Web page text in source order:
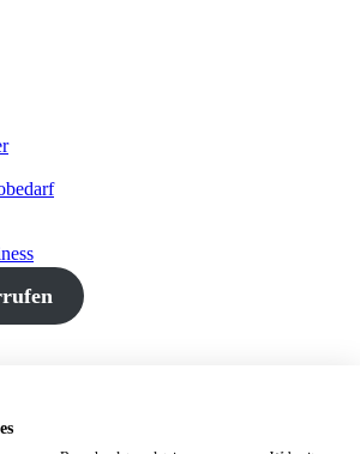
Vielzahl von Produkten aus Kulinarik,
Geschenkideen und Büchern an
Friedberg und Gundelfingen.